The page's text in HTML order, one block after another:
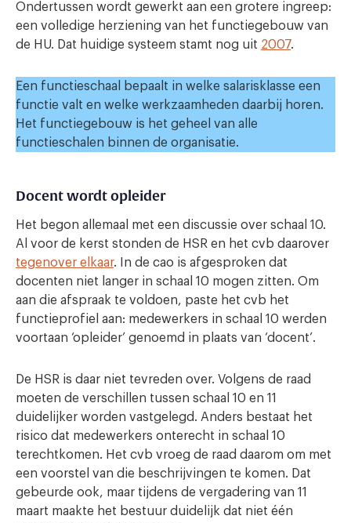
Ondertussen wordt gewerkt aan een grotere ingreep:
een volledige herziening van het functiegebouw van
de HU. Dat huidige systeem stamt nog uit 2007.
Een functieschaal bepaalt in welke salarisklasse een
functie valt en welke werkzaamheden daarbij horen.
Het functiegebouw is het geheel van alle
functieschalen binnen de organisatie.
Docent wordt opleider
Het begon allemaal met een discussie over schaal 10.
Al voor de kerst stonden de HSR en het cvb daarover
tegenover elkaar. In de cao is afgesproken dat
docenten niet langer in schaal 10 mogen zitten. Om
aan die afspraak te voldoen, paste het cvb het
functieprofiel aan: medewerkers in schaal 10 werden
voortaan ‘opleider’ genoemd in plaats van ‘docent’.
De HSR is daar niet tevreden over. Volgens de raad
moeten de verschillen tussen schaal 10 en 11
duidelijker worden vastgelegd. Anders bestaat het
risico dat medewerkers onterecht in schaal 10
terechtkomen. Het cvb vroeg de raad daarom om met
een voorstel van die beschrijvingen te komen. Dat
gebeurde ook, maar tijdens de vergadering van 11
maart maakte het bestuur duidelijk dat niet één